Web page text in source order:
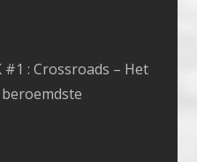
#1 : Crossroads – Het